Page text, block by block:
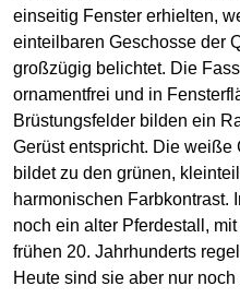
einseitig Fenster erhielten,
einteilbaren Geschosse der
großzügig belichtet. Die
ornamentfrei und in
Brüstungsfelder bilden ein
Gerüst entspricht. Die
bildet zu den grünen,
harmonischen Farbkontrast.
noch ein alter Pferdestall,
frühen 20. Jahrhunderts
Heute sind sie aber nur